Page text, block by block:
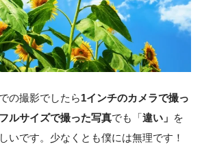
の撮影でしたら1インチのカメラで撮っ
ルサイズで撮った写真でも「違い」 を
いです。少なくとも僕には無理です！